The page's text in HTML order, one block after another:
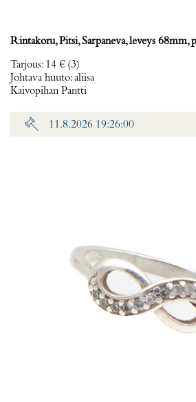
Rintakoru, Pitsi, Sarpaneva, leveys 68mm,
Tarjous: 14 € (3)
Johtava huuto:aliisa
Kaivopihan Pantti
11.8.2026 19:26:00